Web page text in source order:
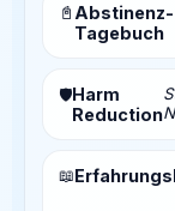
📓 Abstinenz-
Tagebuch
🛡️Harm
Reduction
📖